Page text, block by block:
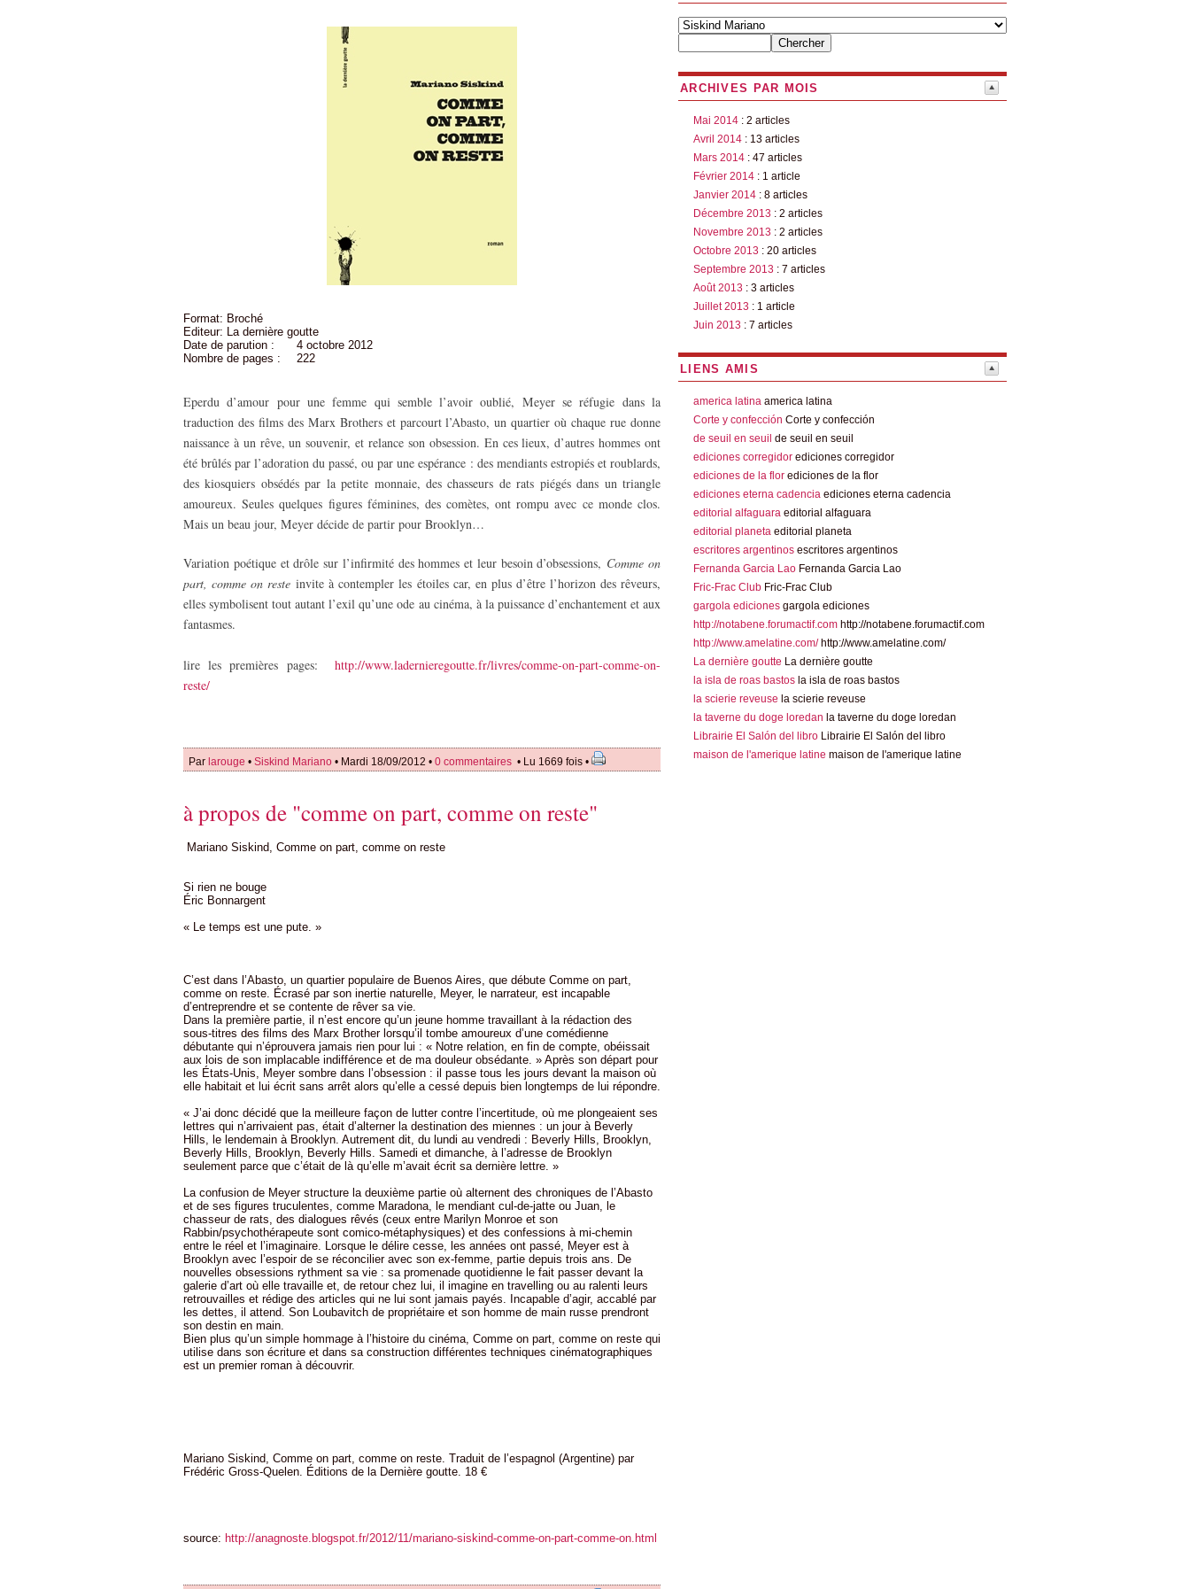
Format: Broché
Editeur: La dernière goutte
Date de parution :
4 octobre 2012
Nombre de pages :
222
Eperdu d’amour pour une femme qui semble l’avoir oublié, Meyer se réfugie dans la
traduction des films des Marx Brothers et parcourt l’Abasto, un quartier où chaque rue donne
naissance à un rêve, un souvenir, et relance son obsession. En ces lieux, d’autres hommes ont
été brûlés par l’adoration du passé, ou par une espérance : des mendiants estropiés et roublards,
des kiosquiers obsédés par la petite monnaie, des chasseurs de rats piégés dans un triangle
amoureux. Seules quelques figures féminines, des comètes, ont rompu avec ce monde clos.
Mais un beau jour, Meyer décide de partir pour Brooklyn…
Variation poétique et drôle sur l’infirmité des hommes et leur besoin d’obsessions, Comme on
part, comme on reste invite à contempler les étoiles car, en plus d’être l’horizon des rêveurs,
elles symbolisent tout autant l’exil qu’une ode au cinéma, à la puissance d’enchantement et aux
fantasmes.
lire les premières pages: http://www.ladernieregoutte.fr/livres/comme-on-part-comme-on-
reste/
Par larouge • Siskind Mariano • Mardi 18/09/2012 • 0 commentaires • Lu 1669 fois •
à propos de "comme on part, comme on reste"
Mariano Siskind, Comme on part, comme on reste
Si rien ne bouge
Éric Bonnargent
« Le temps est une pute. »
C’est dans l’Abasto, un quartier populaire de Buenos Aires, que débute Comme on part,
comme on reste. Écrasé par son inertie naturelle, Meyer, le narrateur, est incapable
d’entreprendre et se contente de rêver sa vie.
Dans la première partie, il n’est encore qu’un jeune homme travaillant à la rédaction des
sous-titres des films des Marx Brother lorsqu’il tombe amoureux d’une comédienne
débutante qui n’éprouvera jamais rien pour lui : « Notre relation, en fin de compte, obéissait
aux lois de son implacable indifférence et de ma douleur obsédante. » Après son départ pour
les États-Unis, Meyer sombre dans l’obsession : il passe tous les jours devant la maison où
elle habitait et lui écrit sans arrêt alors qu’elle a cessé depuis bien longtemps de lui répondre.
« J’ai donc décidé que la meilleure façon de lutter contre l’incertitude, où me plongeaient ses
lettres qui n’arrivaient pas, était d’alterner la destination des miennes : un jour à Beverly
Hills, le lendemain à Brooklyn. Autrement dit, du lundi au vendredi : Beverly Hills, Brooklyn,
Beverly Hills, Brooklyn, Beverly Hills. Samedi et dimanche, à l’adresse de Brooklyn
seulement parce que c’était de là qu’elle m’avait écrit sa dernière lettre. »
La confusion de Meyer structure la deuxième partie où alternent des chroniques de l’Abasto
et de ses figures truculentes, comme Maradona, le mendiant cul-de-jatte ou Juan, le
chasseur de rats, des dialogues rêvés (ceux entre Marilyn Monroe et son
Rabbin/psychothérapeute sont comico-métaphysiques) et des confessions à mi-chemin
entre le réel et l’imaginaire. Lorsque le délire cesse, les années ont passé, Meyer est à
Brooklyn avec l’espoir de se réconcilier avec son ex-femme, partie depuis trois ans. De
nouvelles obsessions rythment sa vie : sa promenade quotidienne le fait passer devant la
galerie d’art où elle travaille et, de retour chez lui, il imagine en travelling ou au ralenti leurs
retrouvailles et rédige des articles qui ne lui sont jamais payés. Incapable d’agir, accablé par
les dettes, il attend. Son Loubavitch de propriétaire et son homme de main russe prendront
son destin en main.
Bien plus qu’un simple hommage à l’histoire du cinéma, Comme on part, comme on reste qui
utilise dans son écriture et dans sa construction différentes techniques cinématographiques
est un premier roman à découvrir.
Mariano Siskind, Comme on part, comme on reste. Traduit de l’espagnol (Argentine) par
Frédéric Gross-Quelen. Éditions de la Dernière goutte. 18 €
source: http://anagnoste.blogspot.fr/2012/11/mariano-siskind-comme-on-part-comme-on.html
ARCHIVES PAR MOIS
Mai 2014 : 2 articles
Avril 2014 : 13 articles
Mars 2014 : 47 articles
Février 2014 : 1 article
Janvier 2014 : 8 articles
Décembre 2013 : 2 articles
Novembre 2013 : 2 articles
Octobre 2013 : 20 articles
Septembre 2013 : 7 articles
Août 2013 : 3 articles
Juillet 2013 : 1 article
Juin 2013 : 7 articles
LIENS AMIS
america latina america latina
Corte y confección Corte y confección
de seuil en seuil de seuil en seuil
ediciones corregidor ediciones corregidor
ediciones de la flor ediciones de la flor
ediciones eterna cadencia ediciones eterna cadencia
editorial alfaguara editorial alfaguara
editorial planeta editorial planeta
escritores argentinos escritores argentinos
Fernanda Garcia Lao Fernanda Garcia Lao
Fric-Frac Club Fric-Frac Club
gargola ediciones gargola ediciones
http://notabene.forumactif.com http://notabene.forumactif.com
http://www.amelatine.com/http://www.amelatine.com/
La dernière goutte La dernière goutte
la isla de roas bastos la isla de roas bastos
la scierie reveuse la scierie reveuse
la taverne du doge loredan la taverne du doge loredan
Librairie El Salón del libro Librairie El Salón del libro
maison de l'amerique latine maison de l'amerique latine